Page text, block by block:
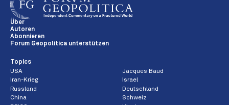
Über
Autoren
Abonnieren
Forum Geopolitica unterstützen
Topics
USA
Jacques Baud
Iran-Krieg
Israel
Russland
Deutschland
China
Schweiz